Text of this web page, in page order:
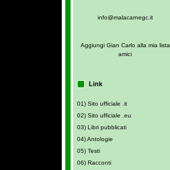
info@malacarnegc.it
Aggiungi Gian Carlo alla mia lista
amici
Link
01) Sito ufficiale .it
02) Sito ufficiale .eu
03) Libri pubblicati
04) Antologie
05) Testi
06) Racconti